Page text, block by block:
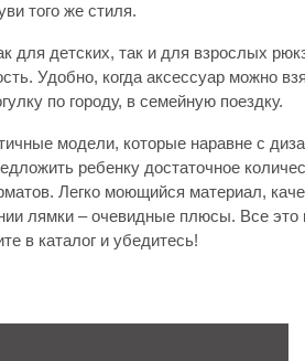
того же стиля.
для детских, так и для взрослых
Удобно, когда аксессуар можно
по городу, в семейную поездку.
модели, которые наравне с
ребенку достаточное
Легко моющийся материал,
лямки – очевидные плюсы. Все это
в каталог и убедитесь!